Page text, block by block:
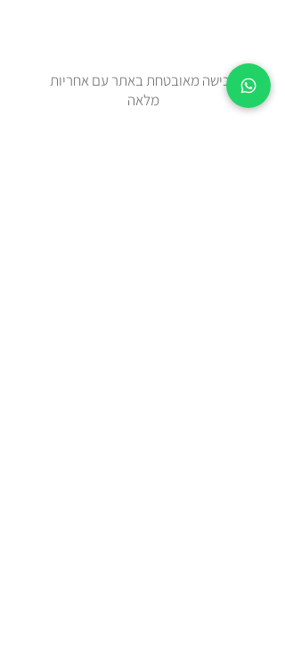
רכישה מאובטחת באתר עם אחריות
מלאה